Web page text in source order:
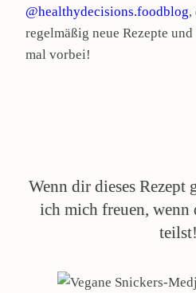
@healthydecisions.foodblog,
regelmäßig neue Rezepte
mal vorbei!
Wenn dir dieses Rezept
ich mich freuen, wenn
teilst!